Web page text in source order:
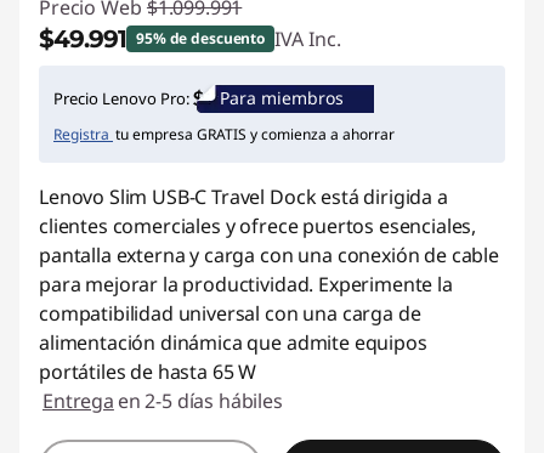
Precio Web $1.099.991
$49.991 95% de descuento IVA Inc.
Ahorros instantáneos :-$1.050.000
Precio Lenovo Pro: Para miembros
Registra tu empresa GRATIS y comienza a ahorrar
Lenovo Slim USB-C Travel Dock está dirigida a
clientes comerciales y ofrece puertos esenciales,
pantalla externa y carga con una conexión de cable
para mejorar la productividad. Experimente la
compatibilidad universal con una carga de
alimentación dinámica que admite equipos
portátiles de hasta 65 W
Entrega en 2-5 días hábiles